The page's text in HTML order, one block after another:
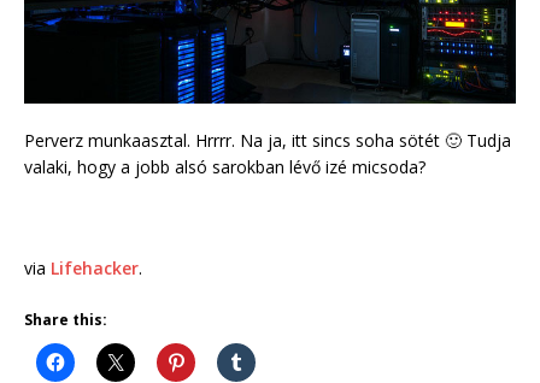
Perverz munkaasztal. Hrrrr. Na ja, itt sincs soha sötét 🙂 Tudja
valaki, hogy a jobb alsó sarokban lévő izé micsoda?
via Lifehacker.
Share this: